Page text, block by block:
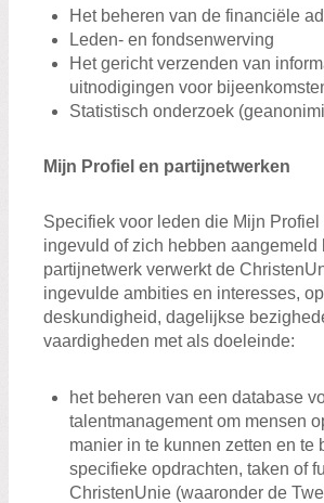
Het beheren van de financiële
Leden- en fondsenwerving
Het gericht verzenden van
uitnodigingen voor
Statistisch onderzoek
Mijn Profiel en partijnetwerken
Specifiek voor leden die Mijn Profiel
ingevuld of zich hebben aangemeld
partijnetwerk verwerkt de
ingevulde ambities en interesses,
deskundigheid, dagelijkse
vaardigheden met als doeleinde:
het beheren van een database
talentmanagement om mensen
manier in te kunnen zetten en te
specifieke opdrachten, taken of
ChristenUnie (waaronder de